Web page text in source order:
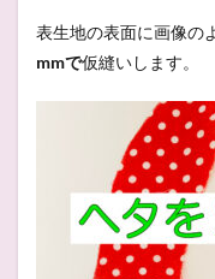
表生地の表面に画像の
mmで仮縫いします。